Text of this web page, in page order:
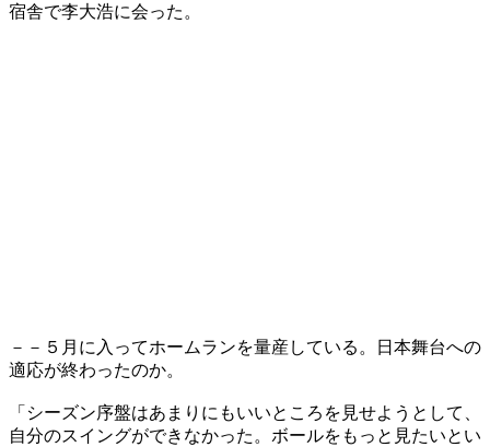
宿舎で李大浩に会った。
－－５月に入ってホームランを量産している。日本舞台への
適応が終わったのか。
「シーズン序盤はあまりにもいいところを見せようとして、
自分のスイングができなかった。ボールをもっと見たいとい